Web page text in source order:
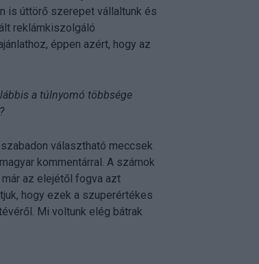
is úttörő szerepet vállaltunk és
reklámkiszolgáló
éppen azért, hogy az
a túlnyomó többsége
választható meccsek
kommentárral. A számok
az elejétől fogva azt
hogy ezek a szuperértékes
Mi voltunk elég bátrak